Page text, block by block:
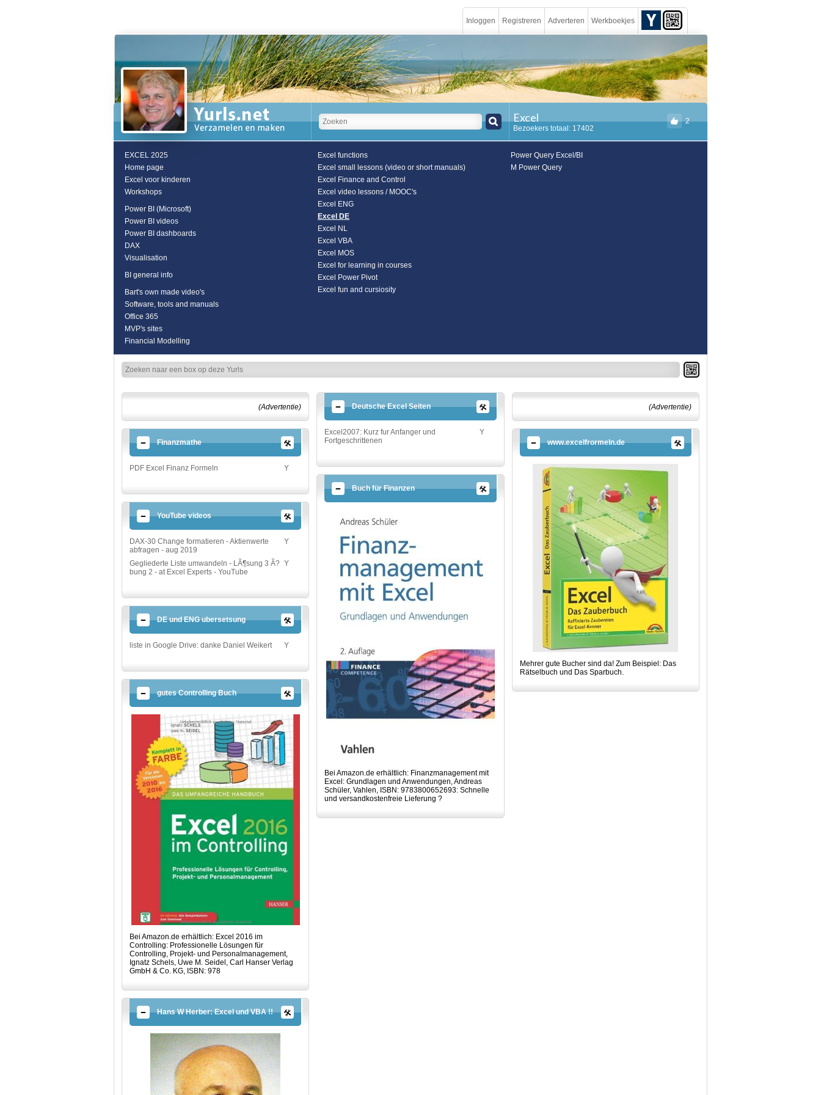
Inloggen Registreren Adverteren Werkboekjes
2
Excel
Bezoekers totaal: 17402
EXCEL 2025
Home page
Excel voor kinderen
Workshops
Power BI (Microsoft)
Power BI videos
Power BI dashboards
DAX
Visualisation
BI general info
Bart's own made video's
Software, tools and manuals
Office 365
MVP's sites
Financial Modelling
Excel functions
Excel small lessons (video or short manuals)
Excel Finance and Control
Excel video lessons / MOOC's
Excel ENG
Excel DE
Excel NL
Excel VBA
Excel MOS
Excel for learning in courses
Excel Power Pivot
Excel fun and cursiosity
Power Query Excel/BI
M Power Query
(Advertentie)
Finanzmathe
PDF Excel Finanz Formeln Y
YouTube videos
DAX-30 Change formatieren - Aktienwerte
abfragen - aug 2019
Y
Gegliederte Liste umwandeln - LÃ¶sung 3 Ã?
bung 2 - at Excel Experts - YouTube
Y
DE und ENG ubersetsung
liste in Google Drive: danke Daniel Weikert Y
gutes Controlling Buch
Bei Amazon.de erhältlich: Excel 2016 im
Controlling: Professionelle Lösungen für
Controlling, Projekt- und Personalmanagement,
Ignatz Schels, Uwe M. Seidel, Carl Hanser Verlag
GmbH & Co. KG, ISBN: 978
Hans W Herber: Excel und VBA !!
Deutsche Excel Seiten
Excel2007: Kurz fur Anfanger und
Fortgeschrittenen
Y
Buch für Finanzen
Bei Amazon.de erhältlich: Finanzmanagement mit
Excel: Grundlagen und Anwendungen, Andreas
Schüler, Vahlen, ISBN: 9783800652693: Schnelle
und versandkostenfreie Lieferung ?
(Advertentie)
www.excelfrormeln.de
Mehrer gute Bucher sind da! Zum Beispiel: Das
Rätselbuch und Das Sparbuch.